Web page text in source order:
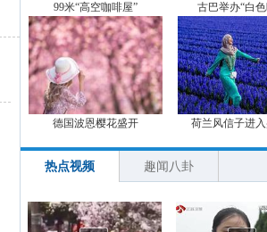
99米“高空咖啡屋” 古巴举办“白
德国波恩樱花盛开 荷兰风信子进
热点视频 趣闻八卦